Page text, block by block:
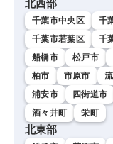
北西部
千葉市中央区 千
千葉市若葉区
千
船橋市
松戸市
柏市
市原市
浦安市
四街道市
酒々井町
栄町
北東部